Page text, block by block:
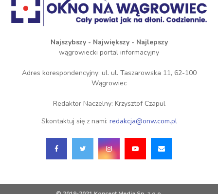
Najszybszy - Największy - Najlepszy
wągrowiecki portal informacyjny
Adres korespondencyjny: ul. ul. Taszarowska 11, 62-100
Wągrowiec
Redaktor Naczelny: Krzysztof Czapul
Skontaktuj się z nami: redakcja@onw.com.pl